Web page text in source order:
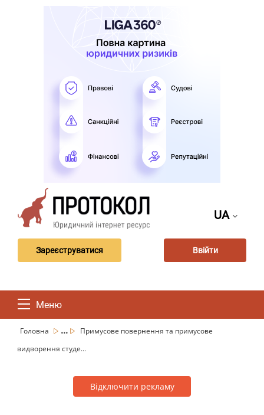
UA
Зареєструватися Ввійти
Меню
Головна ...
Примусове повернення та примусове
видворення студе...
Відключити рекламу